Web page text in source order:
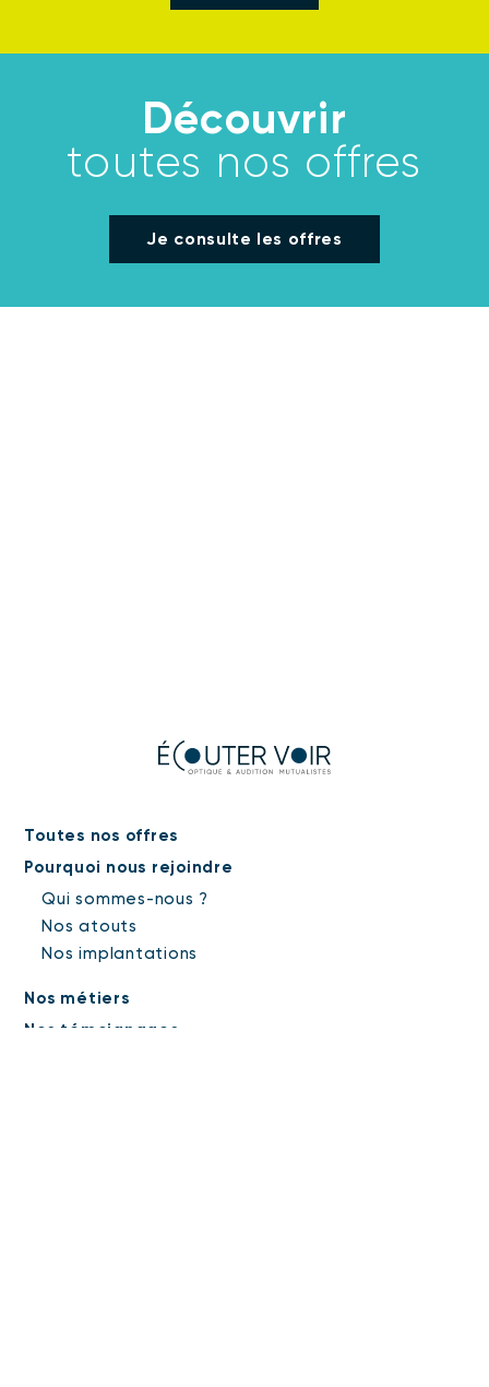
Découvrir
toutes nos offres
Je consulte les offres
Toutes nos offres
Pourquoi nous rejoindre
Qui sommes-nous ?
Nos atouts
Nos implantations
Nos métiers
Nos témoignages